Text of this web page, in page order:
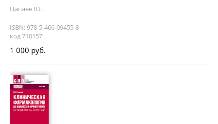
Цапаев В.Г.
ISBN: 978-5-466-09455-8
код 710157
1 000 руб.